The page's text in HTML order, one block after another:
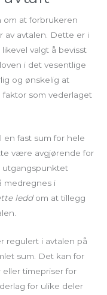
om at forbrukeren
av avtalen. Dette er i
valgt å bevisst
i det vesentlige
og ønskelig at
som vederlaget
fast sum for hele
være avgjørende for
utgangspunktet
medregnes i
leddom at tillegg
regulert i avtalen på
sum. Det kan for
timepriser for
for ulike deler